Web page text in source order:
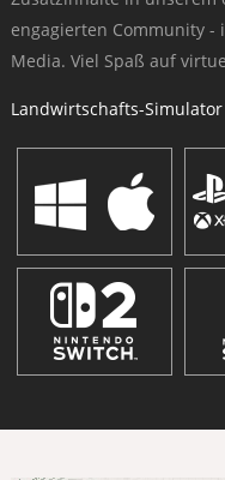
engagierten Community -
Media. Viel Spaß auf
Landwirtschafts-